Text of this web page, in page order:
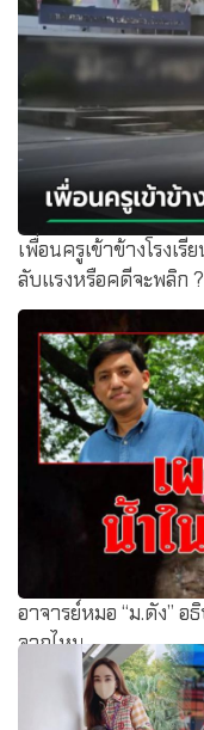
เพื่อนครูเข้าข้างโรง
ลับแรงหรือคดีจะพลิก ?
อาจารย์หมอ “ม.ดัง” อ
จากไหน